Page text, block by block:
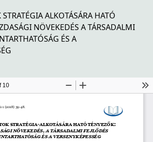
ALKOTÁSÁRA HATÓ
NÖVEKEDÉS A TÁRSADALMI
ÉS A